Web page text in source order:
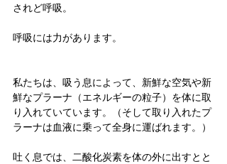
されど呼吸。
呼吸には力があります。
私たちは、吸う息によって、新鮮な空気や新
鮮なプラーナ（エネルギーの粒子）を体に取
り入れていています。（そして取り入れたプ
ラーナは血液に乗って全身に運ばれます。）
吐く息では、二酸化炭素を体の外に出すとと